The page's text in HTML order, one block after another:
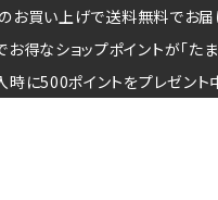
お買い上げで送料無料でお届
得なショップポイントが「たま
に500ポイントをプレゼント